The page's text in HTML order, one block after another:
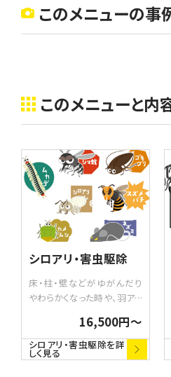
このメニューの事
このメニューと内
シロアリ・害虫駆除
床・柱・壁などがゆがんだり
やわらかくなった時や、羽アリ
ロアリの繁殖が進んでいるサ
インです。シロアリの駆除だ
けでなく、ゴキブリ、蜂（蜂の
16,500円〜
シロアリ・害虫駆除を詳
しく見る